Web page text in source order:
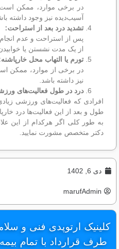
در برخی موارد، ممکن
آسیب‌دیده نیز وجود داشته
تشدید درد بعد از استراحت:
پس از استراحت و عدم انجام
از یک مدت نشستن یا
تورم یا التهاب محل خارپاشنه:
در برخی از موارد، ممکن
نیز داشته باشد.
درد در طول فعالیت‌های
افرادی که فعالیت‌های ورزشی
طول و بعد از این فعالیت‌ها درد
به طور کلی اگر هرکدام از این
دکتر متخصص مشورت نمایید.
دی 6, 1402
marufAdmin
کلینیک ارتوپدی فنی و
طرف قرارداد با تمام